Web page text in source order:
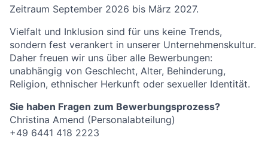
Zeitraum September 2026 bis März 2027.
Vielfalt und Inklusion sind für uns keine Trends,
sondern fest verankert in unserer Unternehmenskultur.
Daher freuen wir uns über alle Bewerbungen:
unabhängig von Geschlecht, Alter, Behinderung,
Religion, ethnischer Herkunft oder sexueller Identität.
Sie haben Fragen zum Bewerbungsprozess?
Christina Amend (Personalabteilung)
+49 6441 418 2223